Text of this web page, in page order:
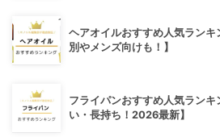
ヘアオイルおすすめ人気ラン
別やメンズ向けも！】
フライパンおすすめ人気ラン
い・長持ち！2026最新】